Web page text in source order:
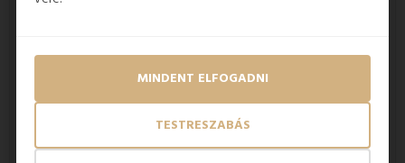
TESTRESZABÁS
MINDENT ELFOGADNI